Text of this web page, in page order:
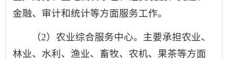
金融、审计和统计等方面服务工作。
（2）农业综合服务中心。主要承担农业、
林业、水利、渔业、畜牧、农机、果茶等方面